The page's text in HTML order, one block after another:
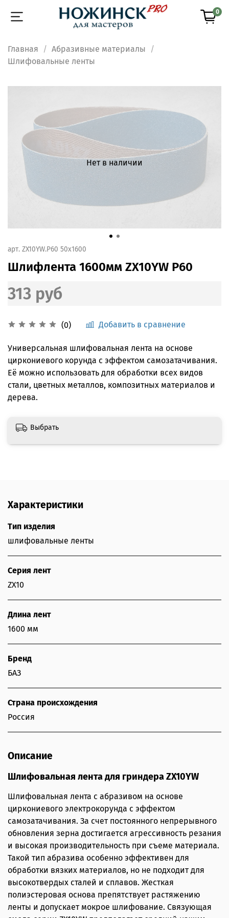
0
Главная
Абразивные материалы
Шлифовальные ленты
Нет в наличии
арт. ZX10YW.P60 50x1600
Шлифлента 1600мм ZX10YW P60
(0) Добавить в сравнение
313 руб
Универсальная шлифовальная лента на основе
циркониевого корунда с эффектом самозатачивания.
Её можно использовать для обработки всех видов
стали, цветных металлов, композитных материалов и
дерева.
Выбрать
Характеристики
Тип изделия
шлифовальные ленты
Серия лент
ZX10
Длина лент
1600 мм
Бренд
БАЗ
Страна происхождения
Россия
Описание
Шлифовальная лента для гриндера ZX10YW
Шлифовальная лента с абразивом на основе
циркониевого электрокорунда с эффектом
самозатачивания. За счет постоянного непрерывного
обновления зерна достигается агрессивность резания
и высокая производительность при съеме материала.
Такой тип абразива особенно эффективен для
обработки вязких материалов, но не подходит для
высокотвердых сталей и сплавов. Жесткая
полиэстеровая основа препятствует растяжению
ленты и допускает мокрое шлифование. Связующая